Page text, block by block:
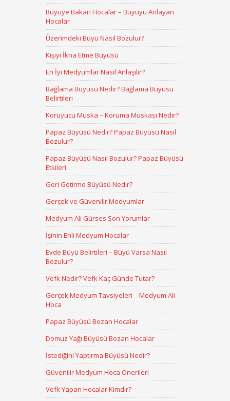
Büyüye Bakan Hocalar – Büyüyü Anlayan
Hocalar
Üzerimdeki Büyü Nasıl Bozulur?
Kişiyi İkna Etme Büyüsü
En İyi Medyumlar Nasıl Anlaşılır?
Bağlama Büyüsü Nedir? Bağlama Büyüsü
Belirtileri
Koruyucu Muska – Koruma Muskası Nedir?
Papaz Büyüsü Nedir? Papaz Büyüsü Nasıl
Bozulur?
Papaz Büyüsü Nasıl Bozulur? Papaz Büyüsü
Etkileri
Geri Getirme Büyüsü Nedir?
Gerçek ve Güvenilir Medyumlar
Medyum Ali Gürses Son Yorumlar
İşinin Ehli Medyum Hocalar
Evde Büyü Belirtileri – Büyü Varsa Nasıl
Bozulur?
Vefk Nedir? Vefk Kaç Günde Tutar?
Gerçek Medyum Tavsiyeleri – Medyum Ali
Hoca
Papaz Büyüsü Bozan Hocalar
Domuz Yağı Büyüsü Bozan Hocalar
İstediğini Yaptırma Büyüsü Nedir?
Güvenilir Medyum Hoca Önerileri
Vefk Yapan Hocalar Kimdir?